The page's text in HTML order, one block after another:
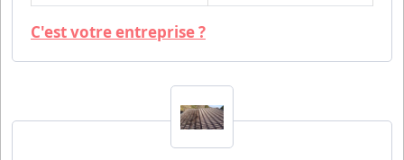
C'est votre entreprise ?